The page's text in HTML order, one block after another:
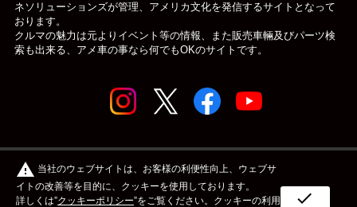
ネソリューションズが管理、アメリカ文化を発信するサイトとなって
おります。
クルマの魅力は元よりイベント等の情報、また販売車輛及びパーツ検
索も出来る、アメ車の事なら何でもOKのサイトです。
© アメ車のWEBマガジン アメ車マガジン公式WEBサイト
warning 当社のウェブサイトは、お客様の利便性向上、ウェブサ
イトの改善等を目的に、クッキーを使用しております。
詳しくは”クッキーポリシー”をご覧ください。クッキーの利用 check